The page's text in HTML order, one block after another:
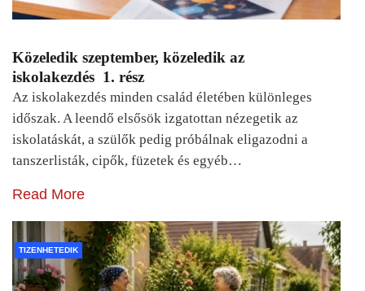
Közeledik szeptember, közeledik az
iskolakezdés 1. rész
Az iskolakezdés minden család életében különleges
időszak. A leendő elsősök izgatottan nézegetik az
iskolatáskát, a szülők pedig próbálnak eligazodni a
tanszerlisták, cipők, füzetek és egyéb…
Read More
TIZENHETEDIK